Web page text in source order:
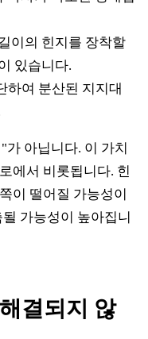
이의 힌지를 장착할
있습니다.
하여 분산된 지지대
아닙니다. 이 가치
에서 비롯됩니다. 힌
이 떨어질 가능성이
가능성이 높아집니
결되지 않